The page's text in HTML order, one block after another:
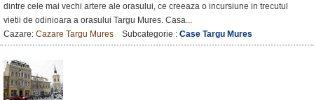
dintre cele mai vechi artere ale orasului, ce creeaza o incursiune in trecutul
vietii de odinioara a orasului Targu Mures. Casa...
Cazare: Cazare Targu Mures Subcategorie : Case Targu Mures